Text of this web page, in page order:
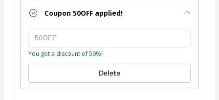
Coupon 50OFF applied!
You got a discount of 50%!
Delete